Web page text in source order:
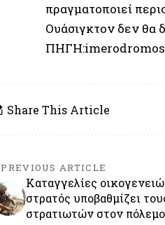
πραγματοποιεί
Ουάσιγκτον δεν θα
ΠΗΓΗ:imerodromos
Share This Article
PREVIOUS ARTICLE
Καταγγελίες
στρατός υποβαθμίζει
στρατιωτών στον